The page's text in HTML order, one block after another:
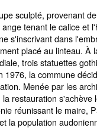
sculpté, provenant
tenant le calice et
s'inscrivant dans
placé au linteau. À
trois statuettes
1976, la commune
Menée par les
restauration s'achève
réunissant le maire,
la population